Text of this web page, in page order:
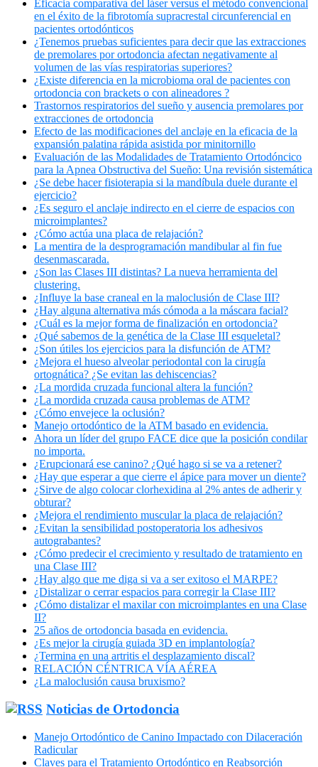
Eficacia comparativa del láser versus el método convencional
en el éxito de la fibrotomía supracrestal circunferencial en
pacientes ortodónticos
¿Tenemos pruebas suficientes para decir que las extracciones
de premolares por ortodoncia afectan negativamente al
volumen de las vías respiratorias superiores?
¿Existe diferencia en la microbioma oral de pacientes con
ortodoncia con brackets o con alineadores ?
Trastornos respiratorios del sueño y ausencia premolares por
extracciones de ortodoncia
Efecto de las modificaciones del anclaje en la eficacia de la
expansión palatina rápida asistida por minitornillo
Evaluación de las Modalidades de Tratamiento Ortodóncico
para la Apnea Obstructiva del Sueño: Una revisión sistemática
¿Se debe hacer fisioterapia si la mandíbula duele durante el
ejercicio?
¿Es seguro el anclaje indirecto en el cierre de espacios con
microimplantes?
¿Cómo actúa una placa de relajación?
La mentira de la desprogramación mandibular al fin fue
desenmascarada.
¿Son las Clases III distintas? La nueva herramienta del
clustering.
¿Influye la base craneal en la maloclusión de Clase III?
¿Hay alguna alternativa más cómoda a la máscara facial?
¿Cuál es la mejor forma de finalización en ortodoncia?
¿Qué sabemos de la genética de la Clase III esqueletal?
¿Son útiles los ejercicios para la disfunción de ATM?
¿Mejora el hueso alveolar periodontal con la cirugía
ortognática? ¿Se evitan las dehiscencias?
¿La mordida cruzada funcional altera la función?
¿La mordida cruzada causa problemas de ATM?
¿Cómo envejece la oclusión?
Manejo ortodóntico de la ATM basado en evidencia.
Ahora un líder del grupo FACE dice que la posición condilar
no importa.
¿Erupcionará ese canino? ¿Qué hago si se va a retener?
¿Hay que esperar a que cierre el ápice para mover un diente?
¿Sirve de algo colocar clorhexidina al 2% antes de adherir y
obturar?
¿Mejora el rendimiento muscular la placa de relajación?
¿Evitan la sensibilidad postoperatoria los adhesivos
autograbantes?
¿Cómo predecir el crecimiento y resultado de tratamiento en
una Clase III?
¿Hay algo que me diga si va a ser exitoso el MARPE?
¿Distalizar o cerrar espacios para corregir la Clase III?
¿Cómo distalizar el maxilar con microimplantes en una Clase
II?
25 años de ortodoncia basada en evidencia.
¿Es mejor la cirugía guiada 3D en implantología?
¿Termina en una artritis el desplazamiento discal?
RELACIÓN CÉNTRICA VÍA AÉREA
¿La maloclusión causa bruxismo?
Noticias de Ortodoncia
Manejo Ortodóntico de Canino Impactado con Dilaceración
Radicular
Claves para el Tratamiento Ortodóntico en Reabsorción